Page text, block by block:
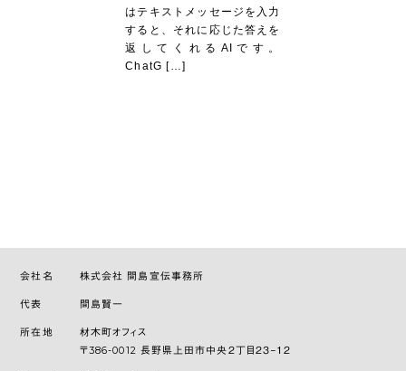
はテキストメッセージを入力
すると、それに応じた答えを
返してくれるAIです。
ChatG […]
会社名 株式会社 間島宣伝事務所
代表 間島賢一
所在地
材木町オフィス
〒386-0012 長野県上田市中央２丁目２３−１２